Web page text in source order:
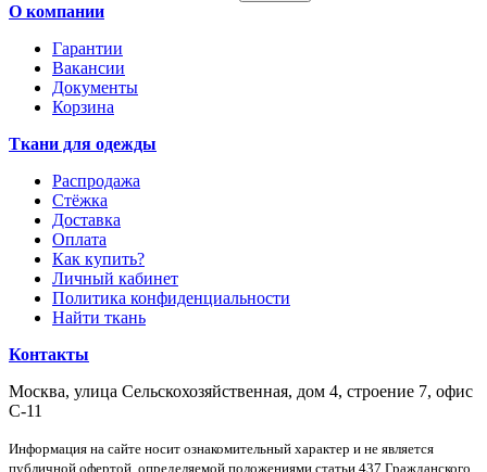
О компании
Гарантии
Вакансии
Документы
Корзина
Ткани для одежды
Распродажа
Стёжка
Доставка
Оплата
Как купить?
Личный кабинет
Политика конфиденциальности
Найти ткань
Контакты
Москва, улица Сельскохозяйственная, дом 4, строение 7, офис
С-11
Информация на сайте носит ознакомительный характер и не является
публичной офертой, определяемой положениями статьи 437 Гражданского